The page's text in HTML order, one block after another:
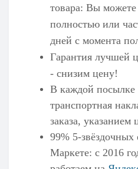
товара: Вы можете
полностью или
дней с момента
Гарантия лучшей
- снизим цену!
В каждой посылке
транспортная
заказа, указанием
99% 5-звёздочных
Маркете: с 2016